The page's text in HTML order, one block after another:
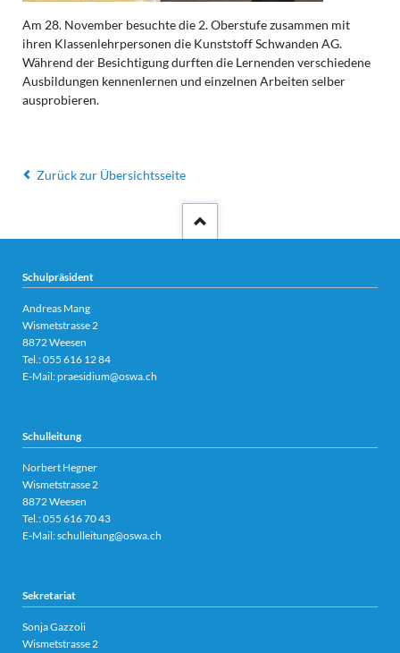
Am 28. November besuchte die 2. Oberstufe zusammen mit
ihren Klassenlehrpersonen die Kunststoff Schwanden AG.
Während der Besichtigung durften die Lernenden verschiedene
Ausbildungen kennenlernen und einzelnen Arbeiten selber
ausprobieren.
Zurück zur Übersichtsseite
Schulpräsident
Andreas Mang
Wismetstrasse 2
8872 Weesen
Tel.:055 616 12 84
E-Mail:praesidium@oswa.ch
Schulleitung
Norbert Hegner
Wismetstrasse 2
8872 Weesen
Tel.:055 616 70 43
E-Mail:schulleitung@oswa.ch
Sekretariat
Sonja Gazzoli
Wismetstrasse 2